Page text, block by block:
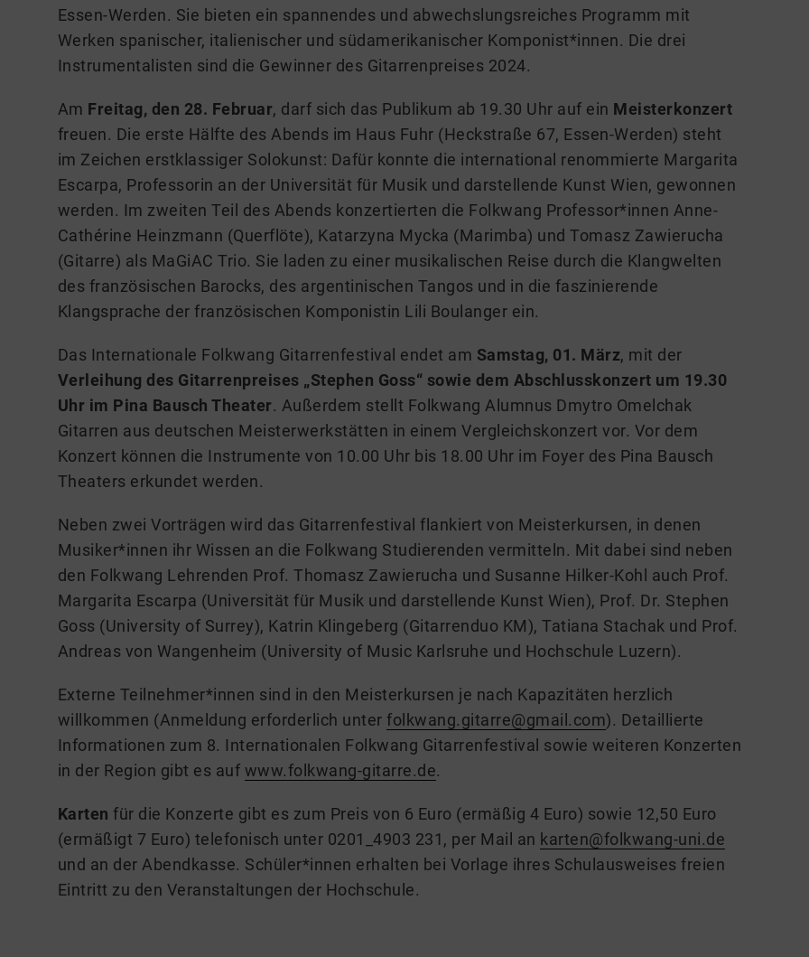
Essen-Werden. Sie bieten ein spannendes und abwechslungsreiches Programm mit
Werken spanischer, italienischer und südamerikanischer Komponist*innen. Die drei
Instrumentalisten sind die Gewinner des Gitarrenpreises 2024.
Am Freitag, den 28. Februar, darf sich das Publikum ab 19.30 Uhr auf ein Meisterkonzert
freuen. Die erste Hälfte des Abends im Haus Fuhr (Heckstraße 67, Essen-Werden) steht
im Zeichen erstklassiger Solokunst: Dafür konnte die international renommierte Margarita
Escarpa, Professorin an der Universität für Musik und darstellende Kunst Wien, gewonnen
werden. Im zweiten Teil des Abends konzertierten die Folkwang Professor*innen Anne-
Cathérine Heinzmann (Querflöte), Katarzyna Mycka (Marimba) und Tomasz Zawierucha
(Gitarre) als MaGiAC Trio. Sie laden zu einer musikalischen Reise durch die Klangwelten
des französischen Barocks, des argentinischen Tangos und in die faszinierende
Klangsprache der französischen Komponistin Lili Boulanger ein.
Das Internationale Folkwang Gitarrenfestival endet am Samstag, 01. März, mit der
Verleihung des Gitarrenpreises „Stephen Goss“ sowie dem Abschlusskonzert um 19.30
Uhr im Pina Bausch Theater. Außerdem stellt Folkwang Alumnus Dmytro Omelchak
Gitarren aus deutschen Meisterwerkstätten in einem Vergleichskonzert vor. Vor dem
Konzert können die Instrumente von 10.00 Uhr bis 18.00 Uhr im Foyer des Pina Bausch
Theaters erkundet werden.
Neben zwei Vorträgen wird das Gitarrenfestival flankiert von Meisterkursen, in denen
Musiker*innen ihr Wissen an die Folkwang Studierenden vermitteln. Mit dabei sind neben
den Folkwang Lehrenden Prof. Thomasz Zawierucha und Susanne Hilker-Kohl auch Prof.
Margarita Escarpa (Universität für Musik und darstellende Kunst Wien), Prof. Dr. Stephen
Goss (University of Surrey), Katrin Klingeberg (Gitarrenduo KM), Tatiana Stachak und Prof.
Andreas von Wangenheim (University of Music Karlsruhe und Hochschule Luzern).
Externe Teilnehmer*innen sind in den Meisterkursen je nach Kapazitäten herzlich
willkommen (Anmeldung erforderlich unter folkwang.gitarre@gmail.com). Detaillierte
Informationen zum 8. Internationalen Folkwang Gitarrenfestival sowie weiteren Konzerten
in der Region gibt es auf www.folkwang-gitarre.de.
Karten für die Konzerte gibt es zum Preis von 6 Euro (ermäßig 4 Euro) sowie 12,50 Euro
(ermäßigt 7 Euro) telefonisch unter 0201_4903 231, per Mail an karten@folkwang-uni.de
und an der Abendkasse. Schüler*innen erhalten bei Vorlage ihres Schulausweises freien
Eintritt zu den Veranstaltungen der Hochschule.